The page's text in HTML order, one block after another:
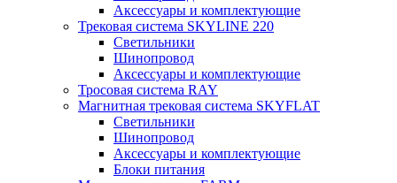
Аксессуары и комплектующие
Трековая система SKYLINE 220
Светильники
Шинопровод
Аксессуары и комплектующие
Тросовая система RAY
Магнитная трековая система SKYFLAT
Светильники
Шинопровод
Аксессуары и комплектующие
Блоки питания